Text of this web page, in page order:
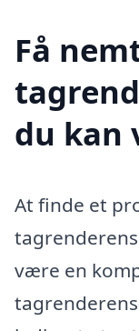
Få
du kan
At finde et
være en